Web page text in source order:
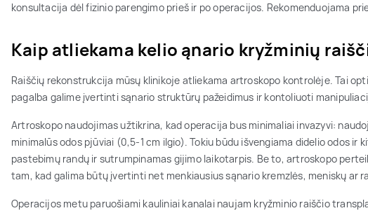
konsultacija dėl fizinio parengimo prieš ir po operacijos. Rekomenduojama
Kaip atliekama kelio ąnario kryžminių
Raiščių rekonstrukcija mūsų klinikoje atliekama artroskopo kontrolėje. Tai
pagalba galime įvertinti sąnario struktūrų pažeidimus ir kontoliuoti
Artroskopo naudojimas užtikrina, kad operacija bus minimaliai invazyvi:
minimalūs odos pjūviai (0,5-1 cm ilgio). Tokiu būdu išvengiama didelio odos
pastebimų randų ir sutrumpinamas gijimo laikotarpis. Be to, artroskopo
tam, kad galima būtų įvertinti net menkiausius sąnario kremzlės, meniskų ar
Operacijos metu paruošiami kauliniai kanalai naujam kryžminio raiščio